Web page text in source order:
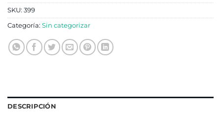
SKU: 399
Categoría: Sin categorizar
DESCRIPCIÓN